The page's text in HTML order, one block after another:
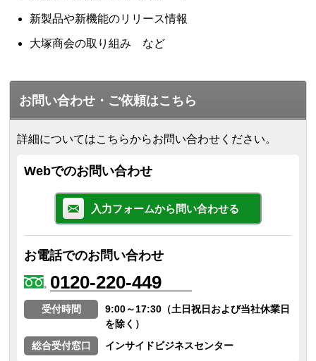
新製品や新機能のリリース情報
大塚商会の取り組み など
お問い合わせ・ご依頼はこちら
詳細についてはこちらからお問い合わせください。
Webでのお問い合わせ
入力フォームから問い合わせる
お電話でのお問い合わせ
0120-220-449
受付時間
9:00～17:30（土日祝日および当社休業日
を除く）
総合受付窓口
インサイドビジネスセンター